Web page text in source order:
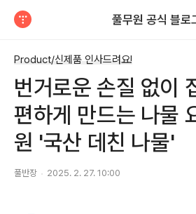
풀무원 공식 블로
Product/신제품 인사드려요!
번거로운 손질 없이
편하게 만드는 나물
원 '국산 데친 나물'
풀반장 2025. 2. 27. 10:00